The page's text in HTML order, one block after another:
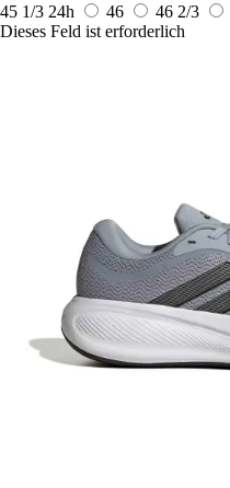
45 1/3 24h 46 46 2/3
Dieses Feld ist erforderlich